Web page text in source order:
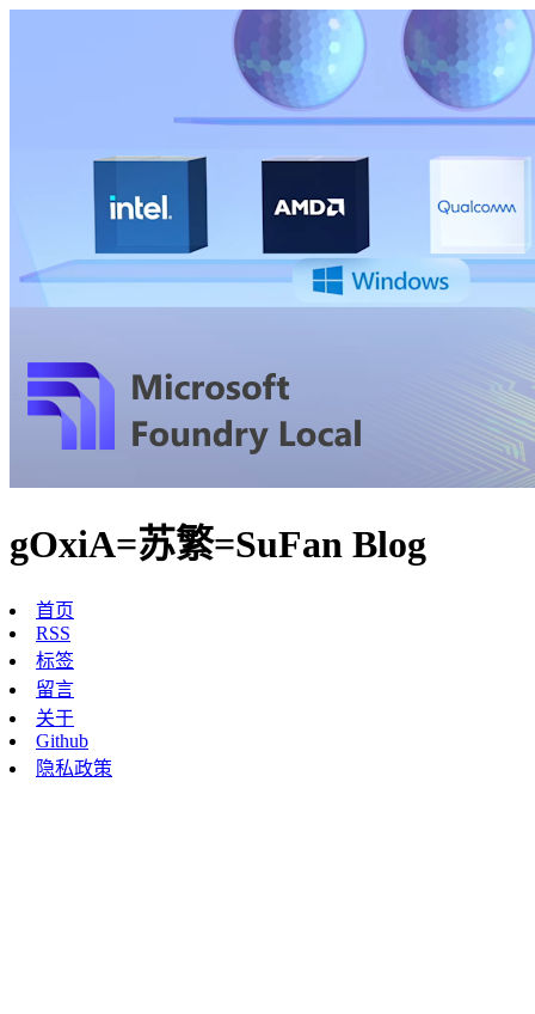
gOxiA=苏繁=SuFan Blog
首页
RSS
标签
留言
关于
Github
隐私政策